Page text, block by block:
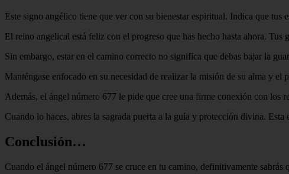
Este signo angélico tiene que ver con su bienestar espiritual. Indica que tus
El reino angelical está feliz con el progreso que has hecho hasta ahora.
Sin embargo, estar en el camino correcto no significa que debas bajar la
Manténgase enfocado en su necesidad de realizar la misión de su alma y
Además, el ángel número 677 le pide que cree una firme conexión con los
Cuando lo haces, abres la sagrada puerta a la guía y protección divina.
Conclusión…
Cuando el ángel número 677 se cruce en tu camino, definitivamente sabrás